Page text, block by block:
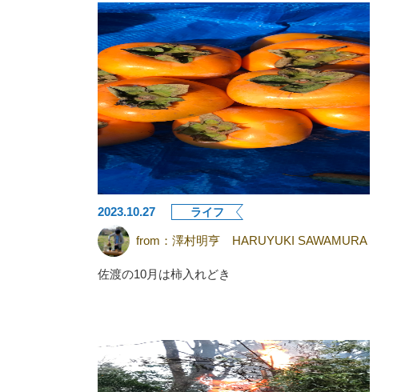
2023.10.27 ライフ
from： 澤村明亨 HARUYUKI SAWAMURA
佐渡の10月は柿入れどき